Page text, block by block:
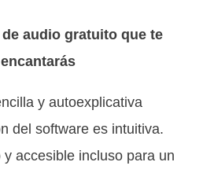
audio gratuito que te
encantarás
y autoexplicativa
del software es intuitiva.
y accesible incluso para un